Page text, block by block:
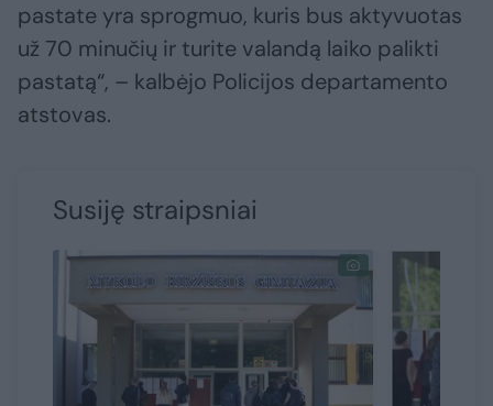
pastate yra sprogmuo, kuris bus aktyvuotas
už 70 minučių ir turite valandą laiko palikti
pastatą“, – kalbėjo Policijos departamento
atstovas.
Susiję straipsniai